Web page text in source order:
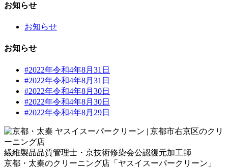
お知らせ
お知らせ
お知らせ
#2022年令和4年8月31日
#2022年令和4年8月31日
#2022年令和4年8月30日
#2022年令和4年8月30日
#2022年令和4年8月29日
繊維製品品質管理士・京技術修染会公認復元加工師
京都・太秦のクリーニング店「ヤスイスーパークリーン」